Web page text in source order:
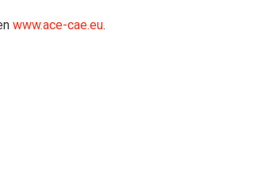
www.ace-cae.eu.